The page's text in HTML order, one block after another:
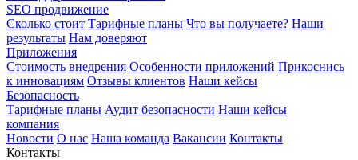
SEO продвижение
Сколько стоит Тарифные планы Что вы получаете? Наши
результаты Нам доверяют
Приложения
Стоимость внедрения Особенности приложений Прикоснись
к инновациям Отзывы клиентов Наши кейсы
Безопасность
Тарифные планы Аудит безопасности Наши кейсы
компания
Новости О нас Наша команда Вакансии Контакты
Контакты